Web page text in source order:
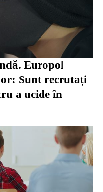
Europol
Sunt recrutați
a ucide în